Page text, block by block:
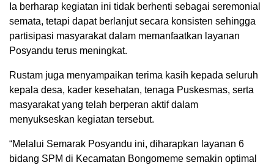
Ia berharap kegiatan ini tidak berhenti sebagai seremonial
semata, tetapi dapat berlanjut secara konsisten sehingga
partisipasi masyarakat dalam memanfaatkan layanan
Posyandu terus meningkat.
Rustam juga menyampaikan terima kasih kepada seluruh
kepala desa, kader kesehatan, tenaga Puskesmas, serta
masyarakat yang telah berperan aktif dalam
menyukseskan kegiatan tersebut.
“Melalui Semarak Posyandu ini, diharapkan layanan 6
bidang SPM di Kecamatan Bongomeme semakin optimal